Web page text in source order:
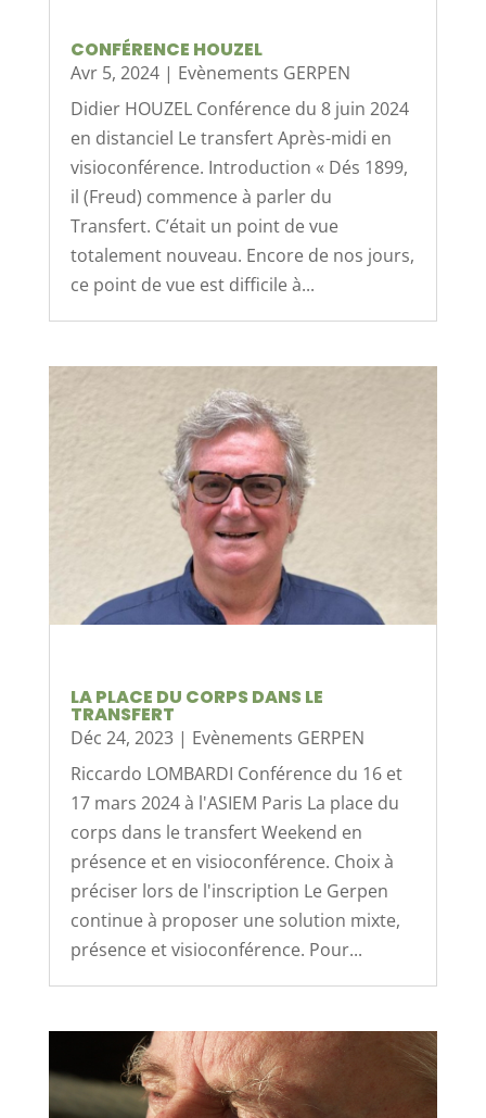
CONFÉRENCE HOUZEL
Avr 5, 2024| Evènements GERPEN
Didier HOUZEL Conférence du 8 juin 2024
en distanciel Le transfert Après-midi en
visioconférence. Introduction « Dés 1899,
il (Freud) commence à parler du
Transfert. C’était un point de vue
totalement nouveau. Encore de nos jours,
ce point de vue est difficile à...
LA PLACE DU CORPS DANS LE
TRANSFERT
Déc 24, 2023| Evènements GERPEN
Riccardo LOMBARDI Conférence du 16 et
17 mars 2024 à l'ASIEM Paris La place du
corps dans le transfert Weekend en
présence et en visioconférence. Choix à
préciser lors de l'inscription Le Gerpen
continue à proposer une solution mixte,
présence et visioconférence. Pour...